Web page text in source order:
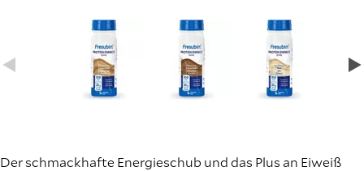
Der schmackhafte Energieschub und das Plus an Eiweiß